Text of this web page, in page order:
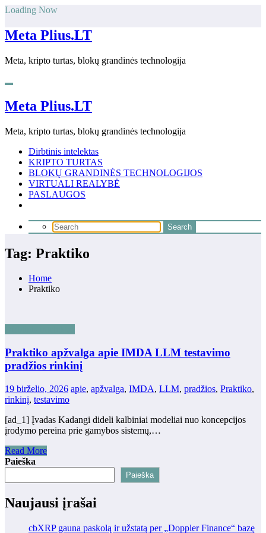
Skip
content
Loading Now
Meta Plius.LT
Meta, kripto turtas, blokų grandinės technologija
Meta Plius.LT
Meta, kripto turtas, blokų grandinės technologija
Dirbtinis intelektas
KRIPTO TURTAS
BLOKŲ GRANDINĖS TECHNOLOGIJOS
VIRTUALI REALYBĖ
PASLAUGOS
Tag: Praktiko
Home
Praktiko
Praktiko apžvalga apie IMDA LLM testavimo
pradžios rinkinį
19 birželio, 2026 apie, apžvalga, IMDA, LLM, pradžios, Praktiko,
rinkinį, testavimo
[ad_1] Įvadas Kadangi dideli kalbiniai modeliai nuo koncepcijos
įrodymo pereina prie gamybos sistemų,…
Read More
Paieška
Paieška
Naujausi įrašai
cbXRP gauna paskolą ir užstatą per „Doppler Finance“ bazę